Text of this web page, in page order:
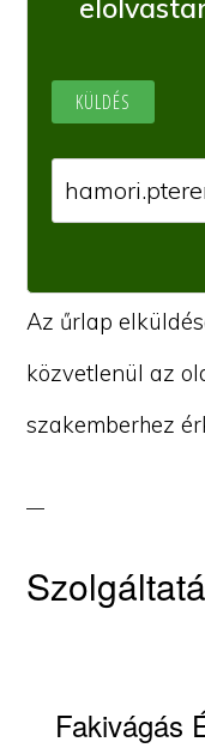
Az űrlap
közvetlenül az
szakemberhez
Fakivágás